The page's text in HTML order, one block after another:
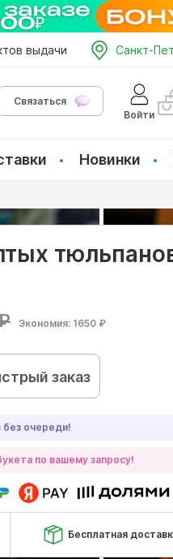
выдачи Санкт-
Связаться
Войти
Новинки
Экономия: 1650 ₽
заказ
без очереди!
по вашему запросу!
Бесплатная